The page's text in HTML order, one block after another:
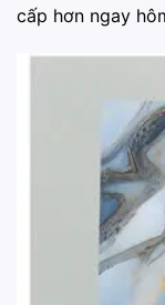
cấp hơn ngay